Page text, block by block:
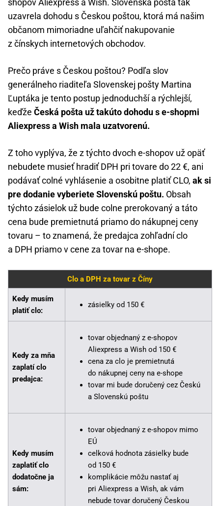
shopov Aliexpress a Wish. Slovenská pošta tak
uzavrela dohodu s Českou poštou, ktorá má našim
občanom mimoriadne uľahčiť nakupovanie
z čínskych internetových obchodov.
Prečo práve s Českou poštou? Podľa slov
generálneho riaditeľa Slovenskej pošty Martina
Ľuptáka je tento postup jednoduchší a rýchlejší,
keďže Česká pošta už takúto dohodu s e-shopmi
Aliexpress a Wish mala uzatvorenú.
Z toho vyplýva, že z týchto dvoch e-shopov už opäť
nebudete musieť hradiť DPH pri tovare do 22 €, ani
podávať colné vyhlásenie a osobitne platiť CLO, ak si
pre dodanie vyberiete Slovenskú poštu. Obsah
týchto zásielok už bude colne prerokovaný a táto
cena bude premietnutá priamo do nákupnej ceny
tovaru – to znamená, že predajca zohľadní clo
a DPH priamo v cene za tovar na e-shope.
Clo a DPH za tovar z Číny
Kedy musím
platiť clo:
zásielky od 150 €
Kedy za mňa
zaplatí clo
predajca:
tovar objednaný z e-shopov
Aliexpress a Wish od 150 €
cena za clo je premietnutá
do nákupnej ceny na e-shope
tovar mi bude doručený cez Českú
a Slovenskú poštu
Kedy musím
zaplatiť clo
dodatočne ja
sám:
tovar objednaný z e-shopov mimo
EÚ
celková hodnota zásielky bude
od 150 €
komplikácie môžu nastať aj
pri Aliexpress a Wish, ak vám
nebude tovar doručený Českou